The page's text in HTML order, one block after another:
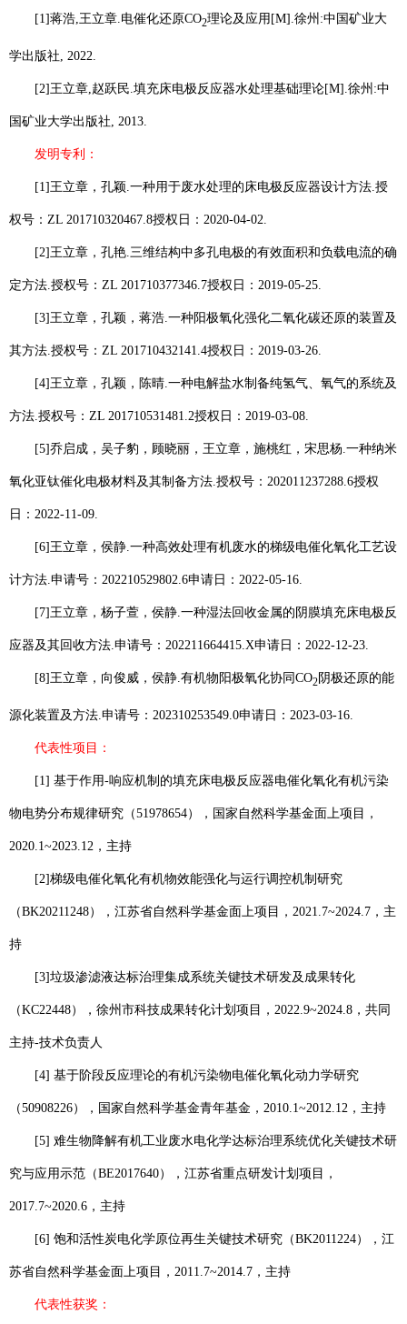
[1]蒋浩,王立章.电催化还原CO2理论及应用 [M].徐州 :中国矿业大
学出版社, 2022.
[2]王立章,赵跃民.填充床电极反应器水处理基础理论[M].徐州 :中
国矿业大学出版社, 2013.
发明专利：
[1]王立章 ，孔颖.一种用于废水处理的床电极反应器设计方法.授
权号： ZL 201710320467.8授权日： 2020-04-02.
[2]王立章 ，孔艳.三维结构中多孔电极的有效面积和负载电流的确
定方法.授权号： ZL 201710377346.7授权日： 2019-05-25.
[3]王立章 ，孔颖，蒋浩.一种阳极氧化强化二氧化碳还原的装置及
其方法.授权号： ZL 201710432141.4授权日： 2019-03-26.
[4]王立章 ，孔颖，陈晴.一种电解盐水制备纯氢气、氧气的系统及
方法.授权号： ZL 201710531481.2授权日： 2019-03-08.
[5]乔启成，吴子豹，顾晓丽， 王立章 ，施桃红，宋思杨.一种纳米
氧化亚钛催化电极材料及其制备方法.授权号： 202011237288.6授权
日： 2022-11-09.
[6]王立章 ，侯静.一种高效处理有机废水的梯级电催化氧化工艺设
计方法.申请号： 202210529802.6申请日： 2022-05-16.
[7]王立章 ，杨子萱，侯静.一种湿法回收金属的阴膜填充床电极反
应器及其回收方法.申请号： 202211664415.X申请日： 2022-12-23.
[8]王立章 ，向俊威，侯静.有机物阳极氧化协同 CO2 阴极还原的能
源化装置及方法 申请号： 202310253549.0申请日： 2023-03-16.
代表性项目：
[1] 基于作用-响应机制的填充床电极反应器电催化氧化有机污染
物电势分布规律研究（51978654），国家自然科学基金面上项目，
2020.1~2023.12 ，主持
[2]梯级电催化氧化有机物效能强化与运行调控机制研究
（BK20211248），江苏省自然科学基金面上项目， 2021.7~2024.7 ，主
持
[3]垃圾渗滤液达标治理集成系统关键技术研发及成果转化
（KC22448），徐州市科技成果转化计划项目， 2022.9~2024.8 ，共同
主持-技术负责人
[4] 基于阶段反应理论的有机污染物电催化氧化动力学研究
（50908226），国家自然科学基金青年基金， 2010.1~2012.12 ，主持
[5] 难生物降解有机工业废水电化学达标治理系统优化关键技术研
究与应用示范（BE2017640），江苏省重点研发计划项目，
2017.7~2020.6 ，主持
[6] 饱和活性炭电化学原位再生关键技术研究（BK2011224），江
苏省自然科学基金面上项目， 2011.7~2014.7 ，主持
代表性获奖：